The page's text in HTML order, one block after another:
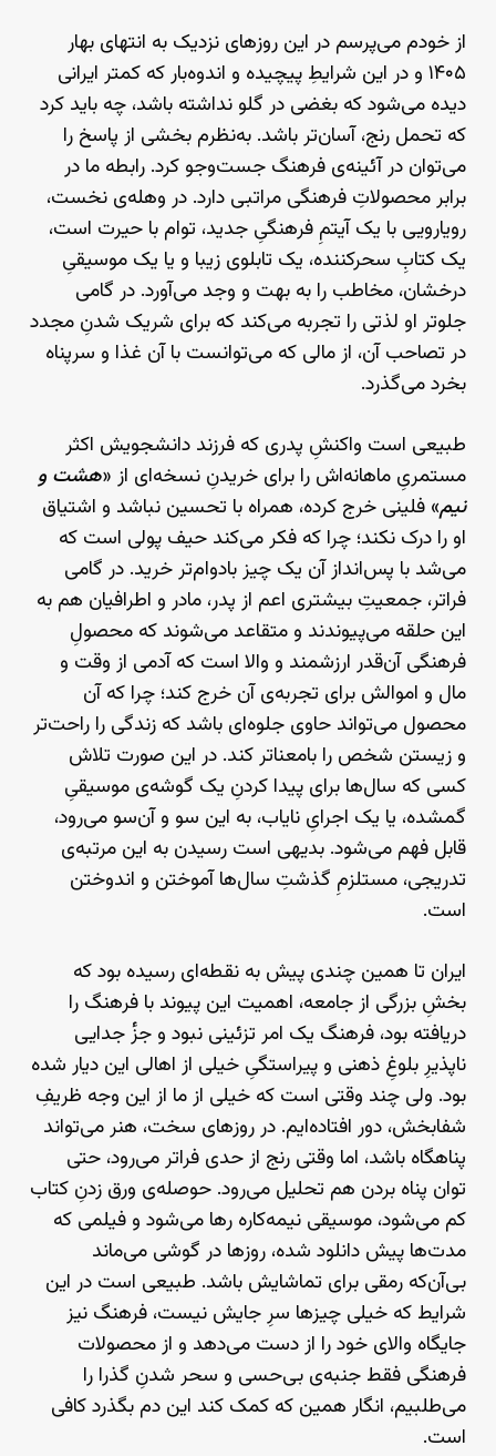
از خودم می‌پرسم در این روزهای نزدیک به انتهای بهار
۱۴۰۵ و در این شرایطِ پیچیده‌ و اندوه‌بار که کمتر ایرانی
دیده می‌شود که بغضی در گلو نداشته باشد، چه باید کرد
که تحمل رنج، آسان‌تر باشد. به‌نظرم بخشی از پاسخ را
می‌توان در آئینه‌ی فرهنگ جست‌وجو کرد. رابطه ما در
برابر محصولاتِ فرهنگی مراتبی دارد. در وهله‌ی نخست،
رویارویی با یک آیتمِ فرهنگیِ جدید، توام با حیرت است،
یک کتابِ سحرکننده، یک تابلوی زیبا و یا یک موسیقیِ
درخشان، مخاطب را به بهت و وجد می‌آورد. در گامی
جلوتر او لذتی را تجربه می‌کند که برای شریک شدنِ مجدد
در تصاحب آن، از مالی که می‌توانست با آن غذا و سرپناه
بخرد می‌گذرد.
طبیعی است واکنشِ پدری که فرزند دانشجویش اکثر
مستمریِ ماهانه‌اش را برای خریدنِ نسخه‌ای از «هشت و
نیم» فلینی خرج کرده، همراه با تحسین نباشد و اشتیاق
او را درک نکند؛ چرا که فکر می‌کند حیف پولی است که
می‌شد با پس‌انداز آن یک چیز بادوام‌تر خرید. در گامی
فراتر، جمعیتِ بیشتری اعم از پدر، مادر و اطرافیان هم به
این حلقه می‌پیوندند و متقاعد می‌شوند که محصولِ
فرهنگی آن‌قدر ارزشمند و والا است که آدمی از وقت و
مال و اموالش برای تجربه‌ی آن خرج کند؛ چرا که آن
محصول می‌تواند حاوی جلوه‌ای باشد که زندگی را راحت‌تر
و زیستن شخص را بامعناتر کند. در این صورت تلاش
کسی که سال‌ها برای پیدا کردنِ یک گوشه‌ی موسیقیِ
گمشده، یا یک اجرایِ نایاب، به این سو و آن‌سو می‌رود،
قابل فهم می‌شود. بدیهی است رسیدن به این مرتبه‌ی
تدریجی، مستلزمِ گذشتِ سال‌ها آموختن و اندوختن
است.
ایران تا همین چندی پیش به نقطه‌ای رسیده بود که
بخشِ بزرگی از جامعه، اهمیت این پیوند با فرهنگ را
دریافته بود، فرهنگ یک امر تزئینی نبود و جزٔ جدایی
ناپذیرِ بلوغِ ذهنی و پیراستگیِ خیلی از اهالی این دیار شده
بود. ولی چند وقتی است که خیلی از ما از این وجه ظریفِ
شفابخش، دور افتاده‌ایم. در روزهای سخت، هنر می‌تواند
پناهگاه باشد، اما وقتی رنج از حدی فراتر می‌رود، حتی
توان پناه بردن هم تحلیل می‌رود. حوصله‌ی ورق زدنِ کتاب
کم می‌شود، موسیقی نیمه‌کاره رها می‌شود و فیلمی که
مدت‌ها پیش دانلود شده، روزها در گوشی می‌ماند
بی‌آن‌که رمقی برای تماشایش باشد. طبیعی است در این
شرایط که خیلی چیزها سرِ جایش نیست، فرهنگ نیز
جایگاه والای خود را از دست می‌دهد و از محصولات
فرهنگی فقط جنبه‌ی بی‌حسی و سحر شدنِ گذرا را
می‌طلبیم، انگار همین که کمک کند این دم بگذرد کافی
است.